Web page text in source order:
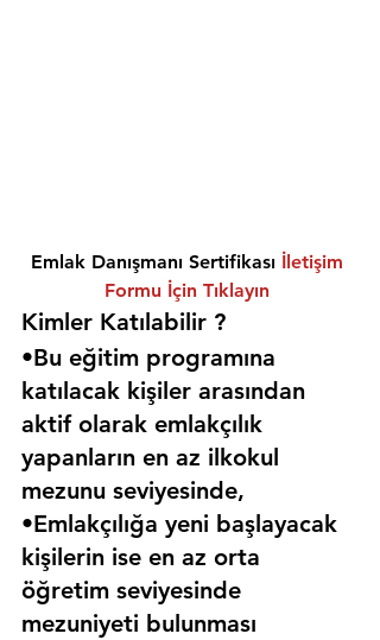
Emlak Danışmanı Sertifikası İletişim
Formu İçin Tıklayın
Kimler Katılabilir ?
•Bu eğitim programına
katılacak kişiler arasından
aktif olarak emlakçılık
yapanların en az ilkokul
mezunu seviyesinde,
•Emlakçılığa yeni başlayacak
kişilerin ise en az orta
öğretim seviyesinde
mezuniyeti bulunması